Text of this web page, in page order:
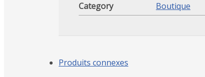
Category
Boutique
Produits connexes